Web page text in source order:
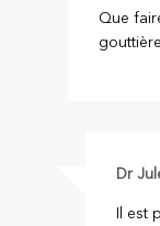
Que
Dr
Il est